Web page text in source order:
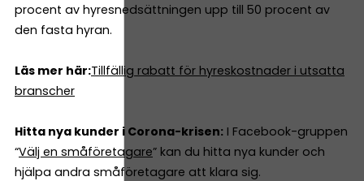
procent av hyresnedsättningen upp till 50 procent av
den fasta hyran.
Läs mer här:Tillfällig rabatt för hyreskostnader i utsatta
branscher
Hitta nya kunder i Corona-krisen: I Facebook-gruppen
“Välj en småföretagare” kan du hitta nya kunder och
hjälpa andra småföretagare att klara sig.